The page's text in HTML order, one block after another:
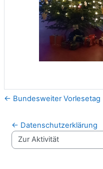
← Bundesweiter Vorlesetag
← Datenschutzerklärung
Zur Aktivität